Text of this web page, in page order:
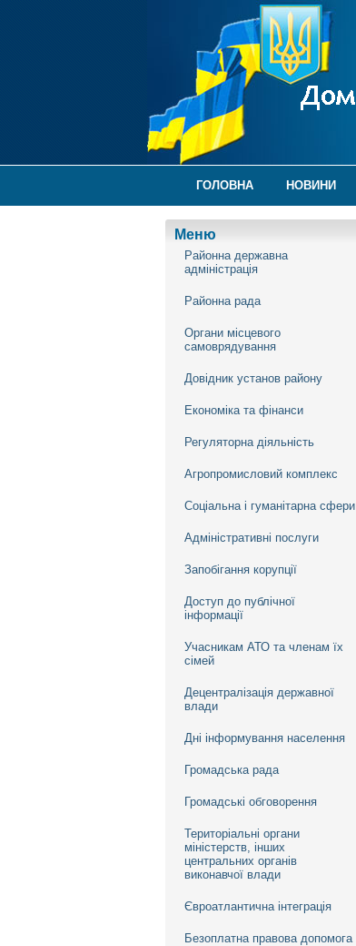
ГОЛОВНА НОВИНИ
Меню
Районна державна
адміністрація
Районна рада
Органи місцевого
самоврядування
Довідник установ району
Економіка та фінанси
Регуляторна діяльність
Агропромисловий комплекс
Соціальна і гуманітарна сфери
Адміністративні послуги
Запобігання корупції
Доступ до публічної
інформації
Учасникам АТО та членам їх
сімей
Децентралізація державної
влади
Дні інформування населення
Громадська рада
Громадські обговорення
Територіальні органи
міністерств, інших
центральних органів
виконавчої влади
Євроатлантична інтеграція
Безоплатна правова допомога